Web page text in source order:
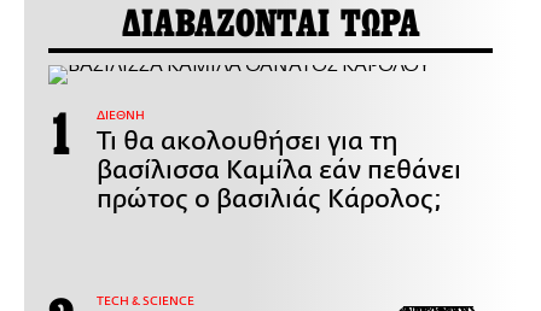
ΔΙΑΒΑΖΟΝΤΑΙ ΤΩΡΑ
ΔΙΕΘΝΗ
Τι θα ακολουθήσει για τη
βασίλισσα Καμίλα εάν πεθάνει
πρώτος ο βασιλιάς Κάρολος;
ΤECH & SCIENCE